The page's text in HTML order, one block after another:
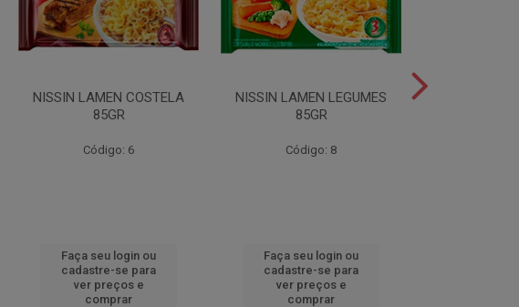
NISSIN LAMEN COSTELA
85GR
Código: 6
Faça seu login ou
cadastre-se para
ver preços e
comprar
NISSIN LAMEN LEGUMES
85GR
Código: 8
Faça seu login ou
cadastre-se para
ver preços e
comprar